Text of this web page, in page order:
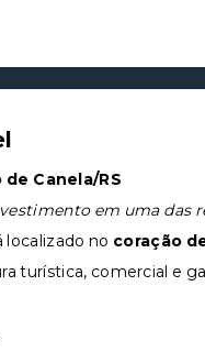
Canela/RS
em uma das
localizado no coração
turística, comercial e